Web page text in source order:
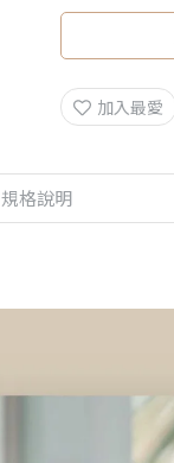
加入最愛
規格說明